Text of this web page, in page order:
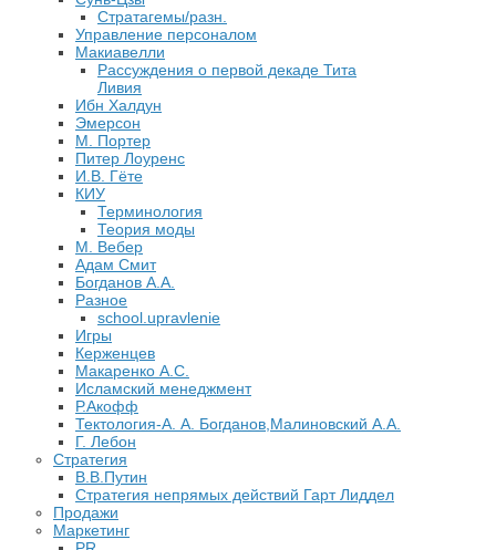
Стратагемы/разн.
Управление персоналом
Макиавелли
Рассуждения о первой декаде Тита
Ливия
Ибн Халдун
Эмерсон
М. Портер
Питер Лоуренс
И.В. Гёте
КИУ
Терминология
Теория моды
М. Вебер
Адам Смит
Богданов А.А.
Разное
school.upravlenie
Игры
Керженцев
Макаренко А.С.
Исламский менеджмент
Р.Акофф
Тектология-А. А. Богданов,Малиновский А.А.
​Г. Лебон
Стратегия
В.В.Путин
​Стратегия непрямых действий Гарт Лиддел
Продажи
Маркетинг